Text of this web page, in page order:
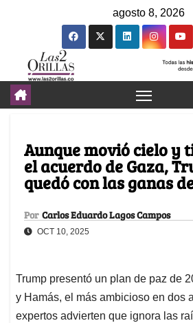
agosto 8, 2026
Aunque movió cielo y
el acuerdo de Gaza,
quedó con las ganas
Por Carlos Eduardo Lagos Campos
OCT 10, 2025
Trump presentó un plan de paz de
y Hamás, el más ambicioso en dos
expertos advierten que ignora las